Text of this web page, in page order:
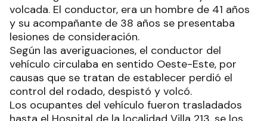
volcada. El conductor, era un hombre de 41 años
y su acompañante de 38 años se presentaba
lesiones de consideración.
Según las averiguaciones, el conductor del
vehículo circulaba en sentido Oeste-Este, por
causas que se tratan de establecer perdió el
control del rodado, despistó y volcó.
Los ocupantes del vehículo fueron trasladados